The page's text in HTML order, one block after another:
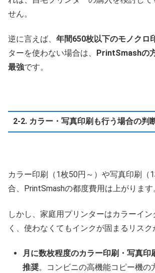
せん。
逆に言えば、 年間650枚以下のモノクロ
ターを使わない場合は、 PrintSmashの
最強です。
2-2. カラー・写真印刷も行う場合の判
カラー印刷（1枚50円～）や写真印刷（
合、PrintSmashの都度費用は上がります
しかし、家庭用プリンターはカラーイン
く、使わなくてもインクが固まるリスク
月に数枚程度のカラー印刷・写真印
推奨。コンビニの高機能コピー機の